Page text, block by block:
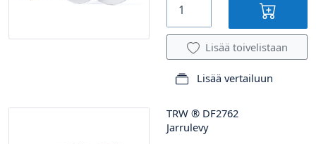
Lisää toivelistaan
Lisää vertailuun
TRW ® DF2762
Jarrulevy